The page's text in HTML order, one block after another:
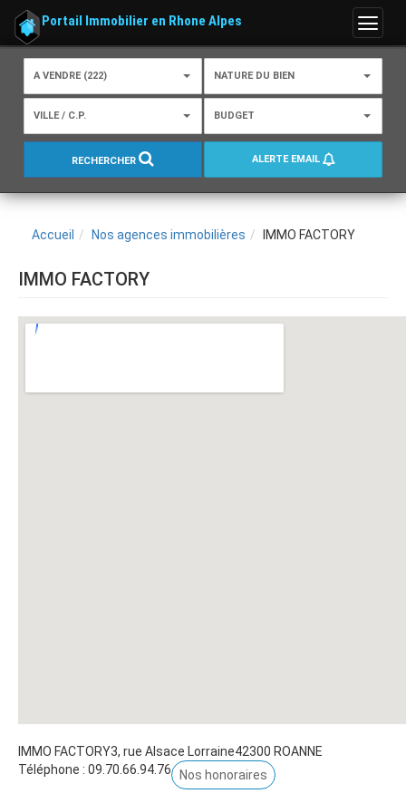
Menu
Portail Immobilier en Rhone Alpes
A VENDRE (222) NATURE DU BIEN
VILLE / C.P. BUDGET
RECHERCHER ALERTE EMAIL
Accueil Nos agences immobilières IMMO FACTORY
IMMO FACTORY
IMMO FACTORY3, rue Alsace Lorraine42300 ROANNE
Téléphone : 09.70.66.94.76 Nos honoraires